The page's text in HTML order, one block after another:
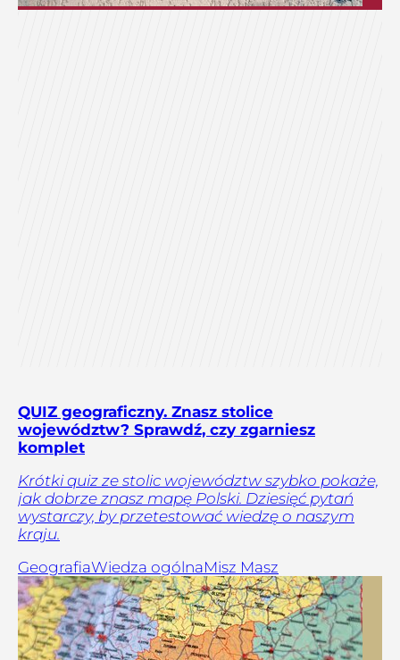
QUIZ geograficzny. Znasz stolice
województw? Sprawdź, czy zgarniesz
komplet
Krótki quiz ze stolic województw szybko pokaże,
jak dobrze znasz mapę Polski. Dziesięć pytań
wystarczy, by przetestować wiedzę o naszym
kraju.
GeografiaWiedza ogólnaMisz Masz